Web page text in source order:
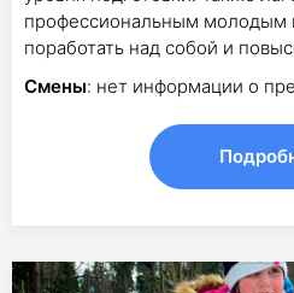
профессиональным
поработать над собой и
Смены: нет информации о